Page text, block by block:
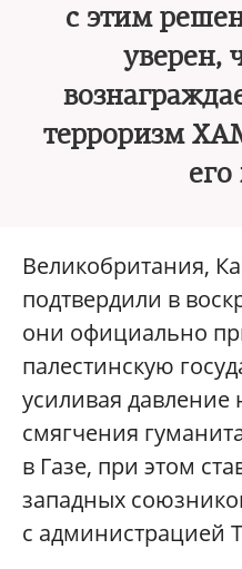
с этим
уверен,
терроризм
его
Великобритания,
подтвердили в
они официально
палестинскую
усиливая
смягчения
в Газе, при этом
западных
с администрацией